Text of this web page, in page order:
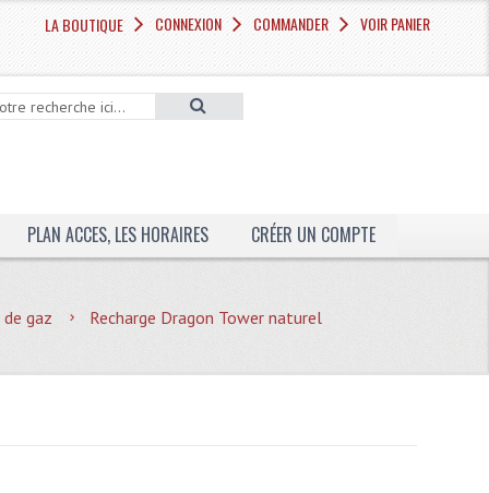
LA BOUTIQUE CONNEXION COMMANDER VOIR PANIER
PLAN ACCES, LES HORAIRES CRÉER UN COMPTE
gaz Recharge Dragon Tower naturel